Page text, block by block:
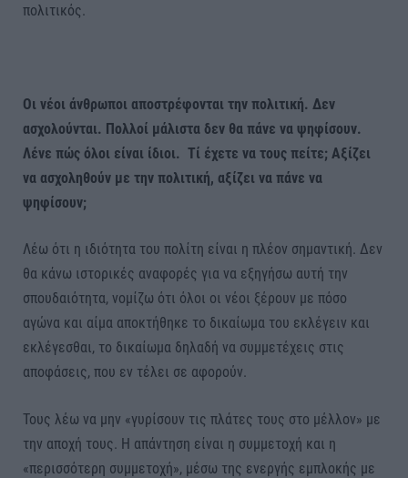
πολιτικός.
Οι νέοι άνθρωποι αποστρέφονται την πολιτική. Δεν
ασχολούνται. Πολλοί μάλιστα δεν θα πάνε να ψηφίσουν.
Λένε πώς όλοι είναι ίδιοι. Τί έχετε να τους πείτε; Αξίζει
να ασχοληθούν με την πολιτική, αξίζει να πάνε να
ψηφίσουν;
Λέω ότι η ιδιότητα του πολίτη είναι η πλέον σημαντική. Δεν
θα κάνω ιστορικές αναφορές για να εξηγήσω αυτή την
σπουδαιότητα, νομίζω ότι όλοι οι νέοι ξέρουν με πόσο
αγώνα και αίμα αποκτήθηκε το δικαίωμα του εκλέγειν και
εκλέγεσθαι, το δικαίωμα δηλαδή να συμμετέχεις στις
αποφάσεις, που εν τέλει σε αφορούν.
Τους λέω να μην «γυρίσουν τις πλάτες τους στο μέλλον» με
την αποχή τους. Η απάντηση είναι η συμμετοχή και η
«περισσότερη συμμετοχή», μέσω της ενεργής εμπλοκής με